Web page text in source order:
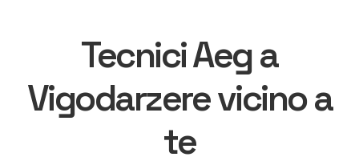
Tecnici Aeg a
Vigodarzere vicino a
te